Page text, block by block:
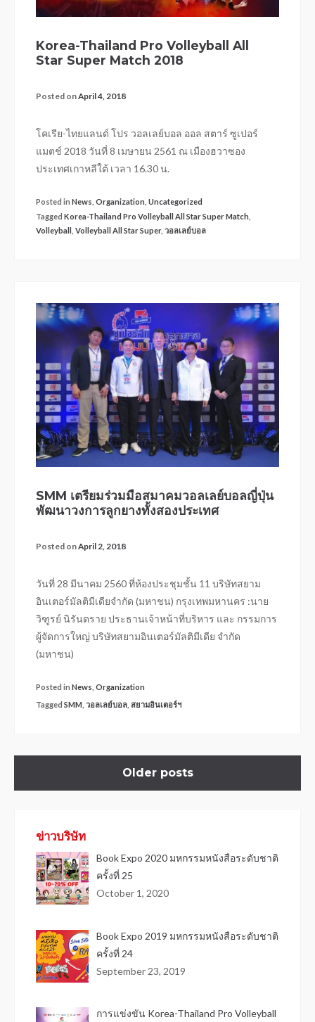
Korea-Thailand Pro Volleyball All
Star Super Match 2018
Posted onApril 4, 2018
โคเรีย-ไทยแลนด์ โปร วอลเลย์บอล ออล สตาร์ ซูเปอร์
แมตช์ 2018 วันที่ 8 เมษายน 2561 ณ เมืองฮวาซอง
ประเทศเกาหลีใต้ เวลา 16.30 น.
Posted in News Organization Uncategorized
Tagged Korea-Thailand Pro Volleyball All Star Super Match
Volleyball Volleyball All Star Super, วอลเลย์บอล
SMM เตรียมร่วมมือสมาคมวอลเลย์บอลญี่ปุ่น
พัฒนาวงการลูกยางทั้งสองประเทศ
Posted onApril 2, 2018
วันที่ 28 มีนาคม 2560 ที่ห้องประชุมชั้น 11 บริษัทสยาม
อินเตอร์มัลติมีเดียจำกัด (มหาชน) กรุงเทพมหานคร :นาย
วิฑูรย์ นิรันตราย ประธานเจ้าหน้าที่บริหาร และ กรรมการ
ผู้จัดการใหญ่ บริษัทสยามอินเตอร์มัลติมีเดีย จำกัด
(มหาชน)
Posted in News Organization
Tagged SMM วอลเลย์บอล สยามอินเตอร์ฯ
Older posts
ข่าวบริษัท
Book Expo 2020 มหกรรมหนังสือระดับชาติ
ครั้งที่ 25
October 1, 2020
Book Expo 2019 มหกรรมหนังสือระดับชาติ
ครั้งที่ 24
September 23, 2019
การแข่งขัน Korea-Thailand Pro Volleyball